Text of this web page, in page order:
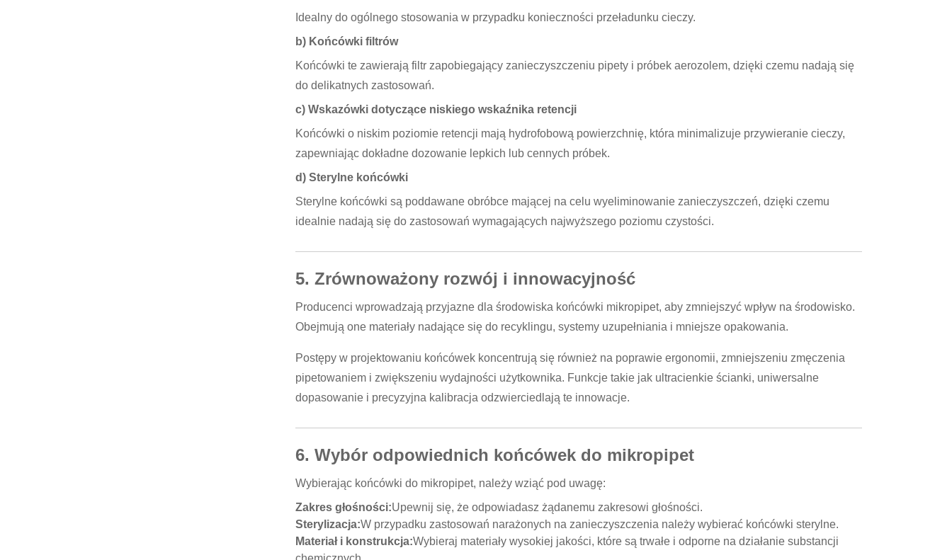
Idealny do ogólnego stosowania w przypadku konieczności przeładunku cieczy.
b) Końcówki filtrów
Końcówki te zawierają filtr zapobiegający zanieczyszczeniu pipety i próbek aerozolem, dzięki czemu nadają się
do delikatnych zastosowań.
c) Wskazówki dotyczące niskiego wskaźnika retencji
Końcówki o niskim poziomie retencji mają hydrofobową powierzchnię, która minimalizuje przywieranie cieczy,
zapewniając dokładne dozowanie lepkich lub cennych próbek.
d) Sterylne końcówki
Sterylne końcówki są poddawane obróbce mającej na celu wyeliminowanie zanieczyszczeń, dzięki czemu
idealnie nadają się do zastosowań wymagających najwyższego poziomu czystości.
5. Zrównoważony rozwój i innowacyjność
Producenci wprowadzają przyjazne dla środowiska końcówki mikropipet, aby zmniejszyć wpływ na środowisko.
Obejmują one materiały nadające się do recyklingu, systemy uzupełniania i mniejsze opakowania.
Postępy w projektowaniu końcówek koncentrują się również na poprawie ergonomii, zmniejszeniu zmęczenia
pipetowaniem i zwiększeniu wydajności użytkownika. Funkcje takie jak ultracienkie ścianki, uniwersalne
dopasowanie i precyzyjna kalibracja odzwierciedlają te innowacje.
6. Wybór odpowiednich końcówek do mikropipet
Wybierając końcówki do mikropipet, należy wziąć pod uwagę:
Zakres głośności:Upewnij się, że odpowiadasz żądanemu zakresowi głośności.
Sterylizacja:W przypadku zastosowań narażonych na zanieczyszczenia należy wybierać końcówki sterylne.
Materiał i konstrukcja:Wybieraj materiały wysokiej jakości, które są trwałe i odporne na działanie substancji